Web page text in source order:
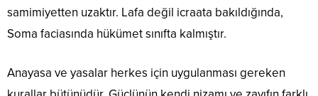
samimiyetten uzaktır. Lafa değil icraata bakıldığında,
Soma faciasında hükümet sınıfta kalmıştır.
Anayasa ve yasalar herkes için uygulanması gereken